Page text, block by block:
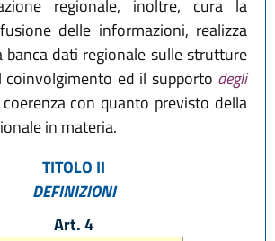
regionale, inoltre, cura la
delle informazioni, realizza
banca dati regionale sulle strutture
ed il supporto degli
con quanto previsto della
in materia.
TITOLO II
DEFINIZIONI
Art. 4